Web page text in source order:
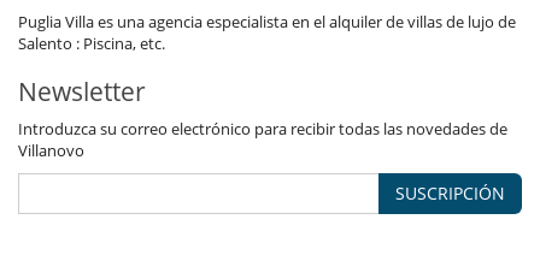
Puglia Villa es una agencia especialista en el alquiler de villas de lujo de
Salento : Piscina, etc.
Newsletter
Introduzca su correo electrónico para recibir todas las novedades de
Villanovo
SUSCRIPCIÓN